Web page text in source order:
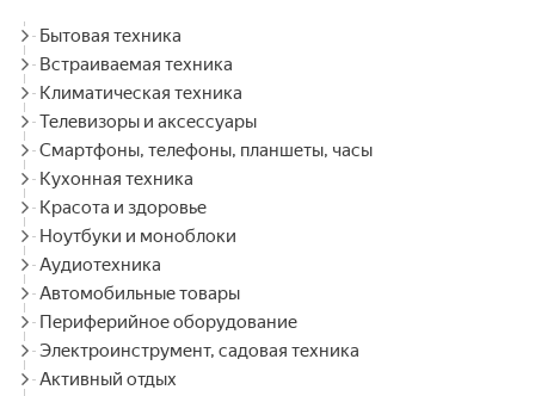
Бытовая техника
Встраиваемая техника
Климатическая техника
Телевизоры и аксессуары
Смартфоны, телефоны, планшеты, часы
Кухонная техника
Красота и здоровье
Ноутбуки и моноблоки
Аудиотехника
Автомобильные товары
Периферийное оборудование
Электроинструмент, садовая техника
Активный отдых